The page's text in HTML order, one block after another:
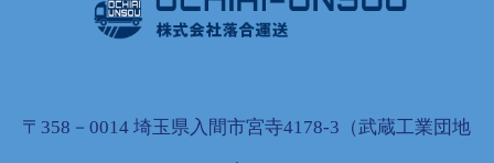
c）公衆衛生の向上又は児童の健全な育成の推進のために特に必要
４．個人情報の委託
お客様の個人情報は、同意いただいた利用目的の範囲内で外部に
〒358－0014 埼玉県入間市宮寺4178-3（武蔵工業団地